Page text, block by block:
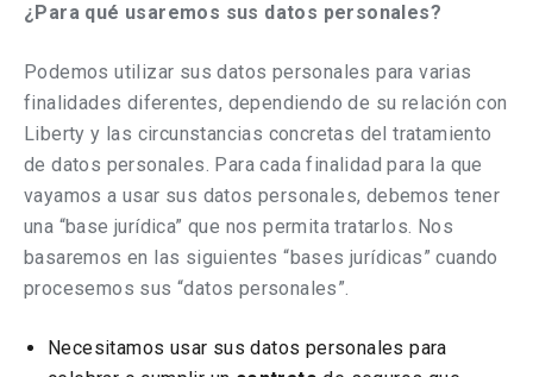
¿Para qué usaremos sus datos personales?
Podemos utilizar sus datos personales para varias
finalidades diferentes, dependiendo de su relación con
Liberty y las circunstancias concretas del tratamiento
de datos personales. Para cada finalidad para la que
vayamos a usar sus datos personales, debemos tener
una “base jurídica” que nos permita tratarlos. Nos
basaremos en las siguientes “bases jurídicas” cuando
procesemos sus “datos personales”.
Necesitamos usar sus datos personales para